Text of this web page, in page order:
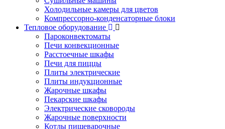
Холодильные камеры для цветов
Компрессорно-конденсаторные блоки
Тепловое оборудование
Пароконвектоматы
Печи конвекционные
Расстоечные шкафы
Печи для пиццы
Плиты электрические
Плиты индукционные
Жарочные шкафы
Пекарские шкафы
Электрические сковороды
Жарочные поверхности
Котлы пищеварочные